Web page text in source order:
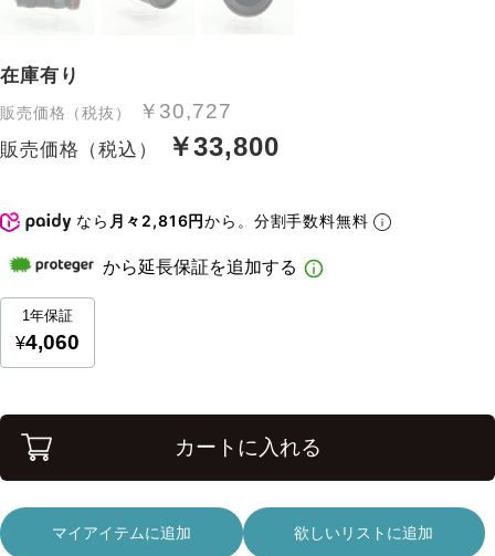
在庫有り
販売価格（税抜） ￥30,727
販売価格（税込） ￥33,800
なら 月々2,816円から。分割手数料無料
カートに入れる
マイアイテムに追加 欲しいリストに追加